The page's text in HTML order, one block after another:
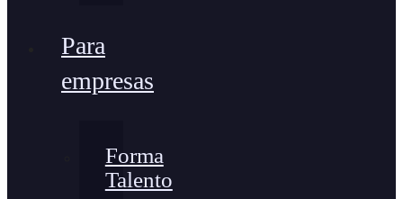
Para
empresas
Forma
Talento